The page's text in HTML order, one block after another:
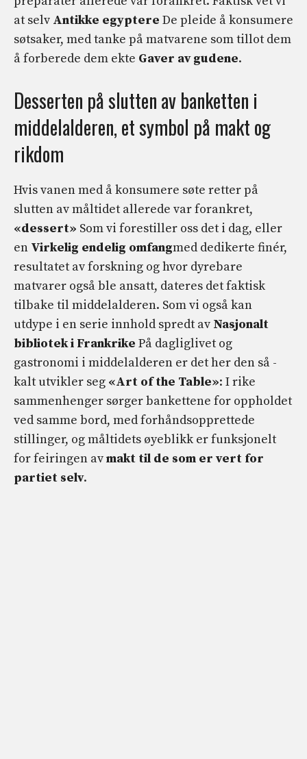
at selv Antikke egyptere De pleide å konsumere
søtsaker, med tanke på matvarene som tillot dem
å forberede dem ekte Gaver av gudene.
Desserten på slutten av banketten i
middelalderen, et symbol på makt og
rikdom
Hvis vanen med å konsumere søte retter på
slutten av måltidet allerede var forankret,
«dessert» Som vi forestiller oss det i dag, eller
en Virkelig endelig omfangmed dedikerte finér,
resultatet av forskning og hvor dyrebare
matvarer også ble ansatt, dateres det faktisk
tilbake til middelalderen. Som vi også kan
utdype i en serie innhold spredt av Nasjonalt
bibliotek i Frankrike På dagliglivet og
gastronomi i middelalderen er det her den så -
kalt utvikler seg «Art of the Table»: I rike
sammenhenger sørger bankettene for oppholdet
ved samme bord, med forhåndsopprettede
stillinger, og måltidets øyeblikk er funksjonelt
for feiringen avmakt til de som er vert for
partiet selv.